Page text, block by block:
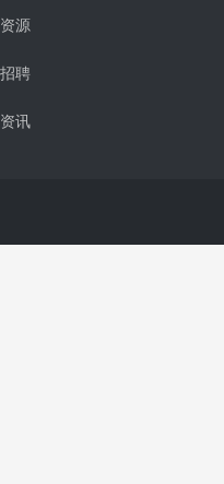
资源
招聘
资讯